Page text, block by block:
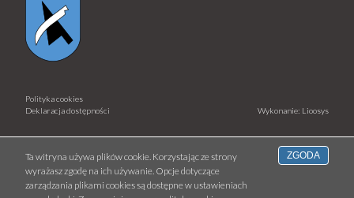
Polityka cookies
Deklaracja dostępności
Wykonanie: Lioosys
Ta witryna używa plików cookie. Korzystając ze strony
wyrażasz zgodę na ich używanie. Opcje dotyczące
zarządzania plikami cookies są dostępne w ustawieniach
ZGODA